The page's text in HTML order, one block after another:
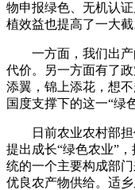
物申报绿色、无机认
植效益也提高了一大截
一方面，我们出产
代价。另一方面有了
添翼，锦上添花，想
国度支撑下的这一“绿
日前农业农村部担
提出成长“绿色农业”
统的一个主要构成部
优良农产物供给。适